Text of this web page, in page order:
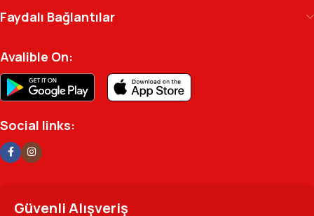
Ofisinizin enerjisini ve verimliliğini artırmak için
profesyonel kadromuzla hizmetinizdeyiz.
Faydalı Bağlantılar
Avalible On:
Social links:
Güvenli Alışveriş